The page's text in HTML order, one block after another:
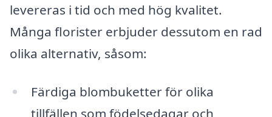
levereras i tid och med hög kvalitet.
Många florister erbjuder dessutom en rad
olika alternativ, såsom:
Färdiga blombuketter för olika
tillfällen som födelsedagar och